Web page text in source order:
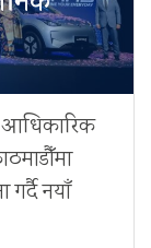
आधिकारिक
नयाँ